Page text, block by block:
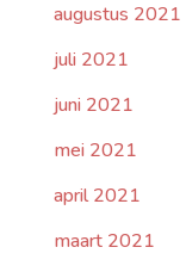
augustus 2021
juli 2021
juni 2021
mei 2021
april 2021
maart 2021